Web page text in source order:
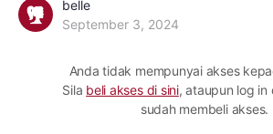
belle
September 3, 2024
Anda tidak mempunyai akses
Sila beli akses di sini, ataupun log in
sudah membeli akses.